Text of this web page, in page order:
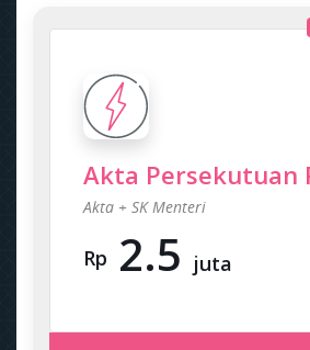
Akta Persekutuan
Akta + SK Menteri
Rp 2.5 juta